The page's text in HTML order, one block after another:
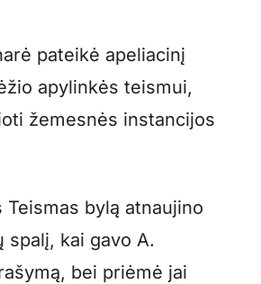
pateikė apeliacinį
apylinkės teismui,
žemesnės instancijos
bylą atnaujino
spalį, kai gavo A.
bei priėmė jai